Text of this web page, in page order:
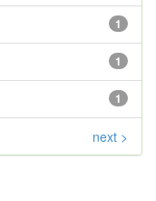
1
1
1
next >